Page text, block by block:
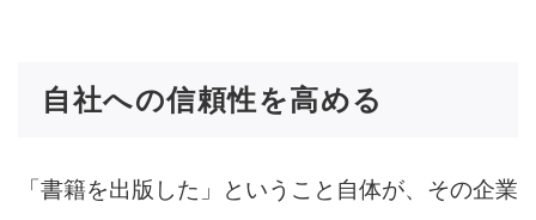
自社への信頼性を高める
「書籍を出版した」ということ自体が、その企業